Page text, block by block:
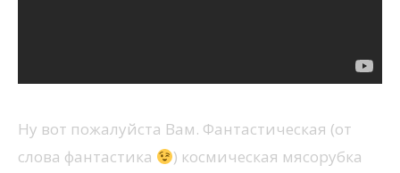
Ну вот пожалуйста Вам. Фантастическая (от
слова фантастика
) космическая мясорубка